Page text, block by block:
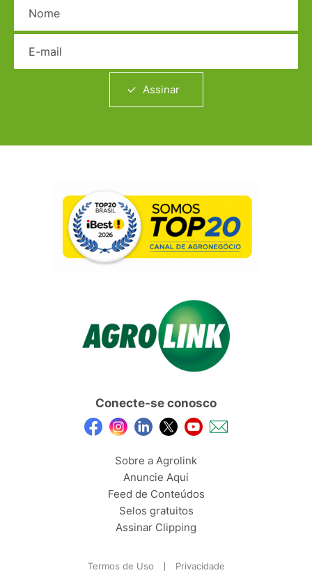
Assinar
Conecte-se conosco
Sobre a Agrolink
Anuncie Aqui
Feed de Conteúdos
Selos gratuitos
Assinar Clipping
Termos de Uso Privacidade